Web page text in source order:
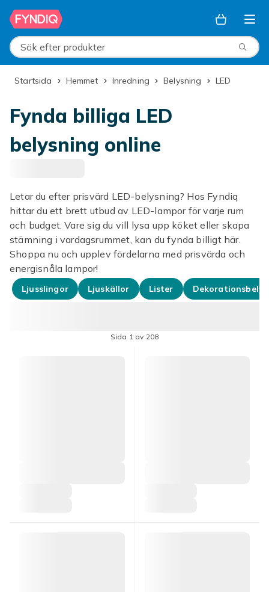
Hoppa till huvudinnehållet
Sök efter produkter
Startsida Hemmet Inredning Belysning LED
Fynda billiga LED
belysning online
Letar du efter prisvärd LED-belysning? Hos Fyndiq
hittar du ett brett utbud av LED-lampor för varje rum
och budget. Vare sig du vill lysa upp köket eller skapa
stämning i vardagsrummet, kan du fynda billigt här.
Shoppa nu och upplev fördelarna med prisvärda och
energisnåla lampor!
Ljusslingor Ljuskällor Lister
Sida 1 av 208